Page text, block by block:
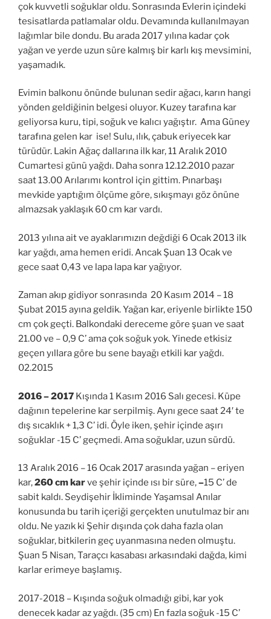
çok kuvvetli soğuklar oldu. Sonrasında Evlerin içindeki
tesisatlarda patlamalar oldu. Devamında kullanılmayan
lağımlar bile dondu. Bu arada 2017 yılına kadar çok
yağan ve yerde uzun süre kalmış bir karlı kış mevsimini,
yaşamadık.
Evimin balkonu önünde bulunan sedir ağacı, karın hangi
yönden geldiğinin belgesi oluyor. Kuzey tarafına kar
geliyorsa kuru, tipi, soğuk ve kalıcı yağıştır. Ama Güney
tarafına gelen kar ise! Sulu, ılık, çabuk eriyecek kar
türüdür. Lakin Ağaç dallarına ilk kar, 11 Aralık 2010
Cumartesi günü yağdı. Daha sonra 12.12.2010 pazar
saat 13.00 Arılarımı kontrol için gittim. Pınarbaşı
mevkide yaptığım ölçüme göre, sıkışmayı göz önüne
almazsak yaklaşık 60 cm kar vardı.
2013 yılına ait ve ayaklarımızın değdiği 6 Ocak 2013 ilk
kar yağdı, ama hemen eridi. Ancak Şuan 13 Ocak ve
gece saat 0,43 ve lapa lapa kar yağıyor.
Zaman akıp gidiyor sonrasında 20 Kasım 2014 – 18
Şubat 2015 ayına geldik. Yağan kar, eriyenle birlikte 150
cm çok geçti. Balkondaki dereceme göre şuan ve saat
21.00 ve – 0,9 C’ ama çok soğuk yok. Yinede etkisiz
geçen yıllara göre bu sene bayağı etkili kar yağdı.
02.2015
2016 – 2017 Kışında 1 Kasım 2016 Salı gecesi. Küpe
dağının tepelerine kar serpilmiş. Aynı gece saat 24′ te
dış sıcaklık + 1,3 C’ idi. Öyle iken, şehir içinde aşırı
soğuklar -15 C’ geçmedi. Ama soğuklar, uzun sürdü.
13 Aralık 2016 – 16 Ocak 2017 arasında yağan – eriyen
kar,260 cm karve şehir içinde ısı bir süre,–15 C’ de
sabit kaldı. Seydişehir İkliminde Yaşamsal Anılar
konusunda bu tarih içeriği gerçekten unutulmaz bir anı
oldu. Ne yazık ki Şehir dışında çok daha fazla olan
soğuklar, bitkilerin geç uyanmasına neden olmuştu.
Şuan 5 Nisan, Taraçcı kasabası arkasındaki dağda, kimi
karlar erimeye başlamış.
2017-2018 – Kışında soğuk olmadığı gibi, kar yok
denecek kadar az yağdı. (35 cm) En fazla soğuk -15 C’